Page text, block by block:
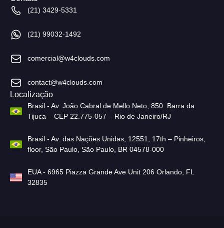
(21) 3429-5331
(21) 99032-1492
comercial@w4clouds.com
contact@w4clouds.com
Localização
Brasil - Av. João Cabral de Mello Neto, 850 Barra da
Tijuca – CEP 22.775-057 – Rio de Janeiro/RJ
Brasil - Av. das Nações Unidas, 12551, 17th – Pinheiros,
floor, São Paulo, São Paulo, BR 04578-000
EUA - 6965 Piazza Grande Ave Unit 206 Orlando, FL
32835